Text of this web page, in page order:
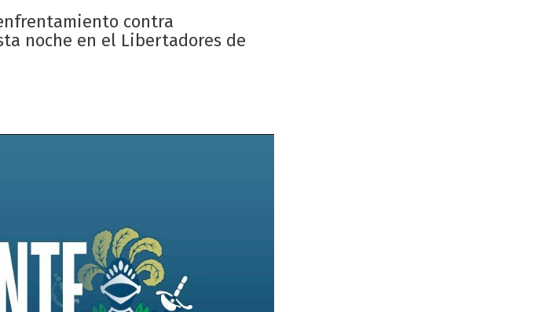
contra
noche en el Libertadores de